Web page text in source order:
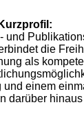
und
die
als
einem
darüber